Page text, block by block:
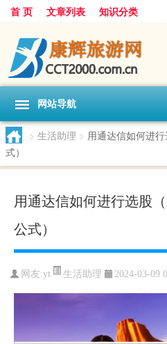
首 页 文章列表 知识分类
网站导航
> 生活助理 > 用通达信如何进
式）
用通达信如何进行选股
公式）
网友:yt 生活助理 2024-03-09